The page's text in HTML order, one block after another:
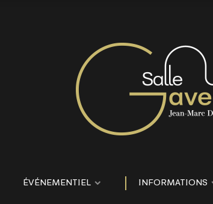
ÉVÉNEMENTIEL INFORMATIONS